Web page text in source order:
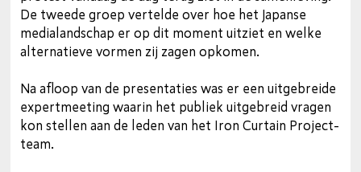
De tweede groep vertelde over hoe het Japanse
medialandschap er op dit moment uitziet en welke
alternatieve vormen zij zagen opkomen.
Na afloop van de presentaties was er een uitgebreide
expertmeeting waarin het publiek uitgebreid vragen
kon stellen aan de leden van het Iron Curtain Project-
team.